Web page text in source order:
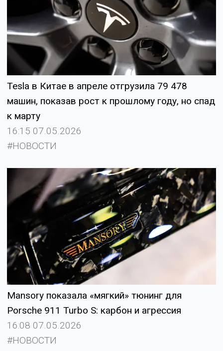
Tesla в Китае в апреле отгрузила 79 478
машин, показав рост к прошлому году, но спад
к марту
16:15 07.05.2026
#НОВОСТИ
Mansory показала «мягкий» тюнинг для
Porsche 911 Turbo S: карбон и агрессия
16:08 07.05.2026
#НОВОСТИ